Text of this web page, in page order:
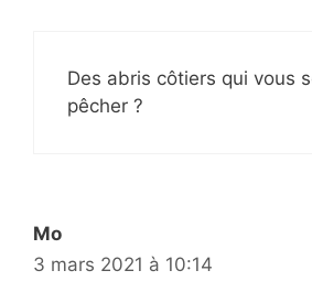
Des abris côtiers qui vous
pêcher ?
Mo
3 mars 2021 à 10:14